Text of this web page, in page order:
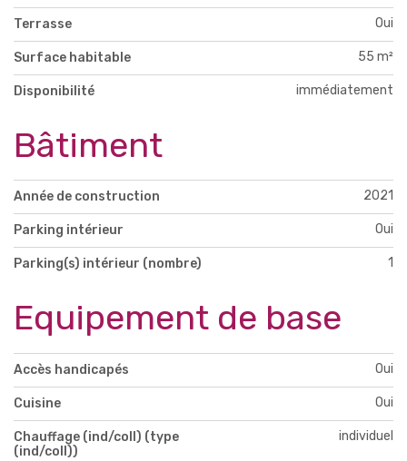
Terrasse Oui
Surface habitable 55 m²
Disponibilité immédiatement
Bâtiment
Année de construction 2021
Parking intérieur Oui
Parking(s) intérieur (nombre) 1
Equipement de base
Accès handicapés Oui
Cuisine Oui
Chauffage (ind/coll) (type
(ind/coll))
individuel